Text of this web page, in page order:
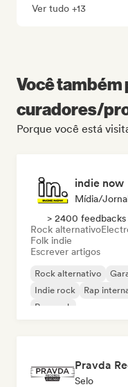
Ver tudo +13
Você
curadores/
Porque você está
indie now
Mídia/
> 2400 feedbacks
Rock alternativo
Folk indie
Escrever artigos
Rock alternativo
Indie rock
Rap
Pop rock
Pravda
Selo